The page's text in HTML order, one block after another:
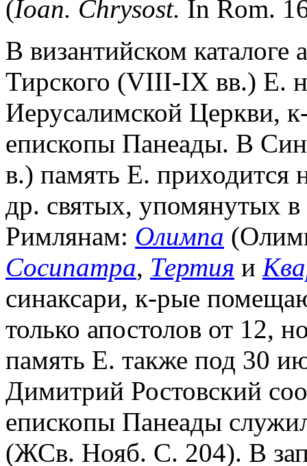
(Ioan. Chrysost. In Rom.
В византийском
Тирского (VIII-IX вв.) Е.
Иерусалимской Церкви,
епископы Панеады. В
в.) память Е. приходится
др. святых, упомянутых в
Римлянам: Олимпа
Сосипатра, Тертия и
синаксари, к-рые
только апостолов от 12,
память Е. также под 30
Димитрий Ростовский
епископы Панеады
(ЖСв. Нояб. С. 204). В